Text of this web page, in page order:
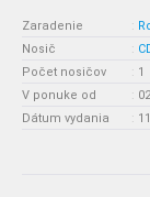
Zaradenie :
Nosič
:
Počet nosičov
: 1
V ponuke od
:
Dátum vydania
: